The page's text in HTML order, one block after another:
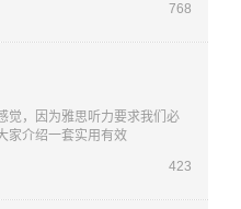
768
觉，因为雅思听力要求我们必
家介绍一套实用有效
423